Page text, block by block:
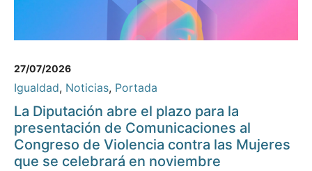
27/07/2026
Igualdad, Noticias, Portada
La Diputación abre el plazo para la
presentación de Comunicaciones al
Congreso de Violencia contra las Mujeres
que se celebrará en noviembre